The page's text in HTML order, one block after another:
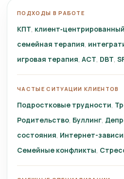
ПОДХОДЫ В РАБОТЕ
КПТ
семейная терапия
игровая терапия ACT DBT
ЧАСТЫЕ СИТУАЦИИ КЛИЕНТОВ
Подростковые трудности
Родительство Буллинг
состояния Интернет-
Семейные конфликты